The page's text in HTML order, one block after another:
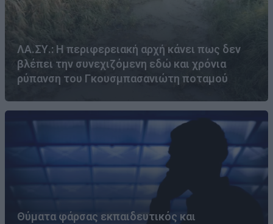
ΛΑ.ΣΥ.: Η περιφερειακή αρχή κάνει πως δεν
βλέπει την συνεχιζόμενη εδώ και χρόνια
ρύπανση του Γκουσμπασανιώτη ποταμού
Θύματα φάρσας εκπαιδευτικός και